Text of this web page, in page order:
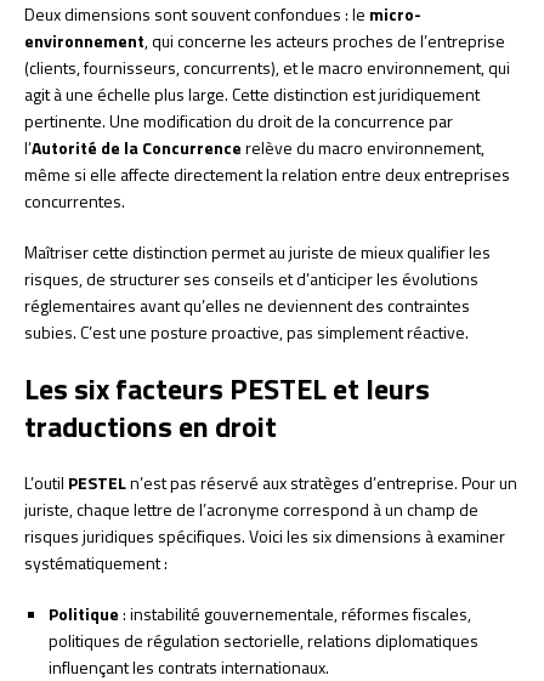
Deux dimensions sont souvent confondues : le micro-
environnement, qui concerne les acteurs proches de l’entreprise
(clients, fournisseurs, concurrents), et le macro environnement, qui
agit à une échelle plus large. Cette distinction est juridiquement
pertinente. Une modification du droit de la concurrence par
l’Autorité de la Concurrencerelève du macro environnement,
même si elle affecte directement la relation entre deux entreprises
concurrentes.
Maîtriser cette distinction permet au juriste de mieux qualifier les
risques, de structurer ses conseils et d’anticiper les évolutions
réglementaires avant qu’elles ne deviennent des contraintes
subies. C’est une posture proactive, pas simplement réactive.
Les six facteurs PESTEL et leurs
traductions en droit
L’outil PESTELn’est pas réservé aux stratèges d’entreprise. Pour un
juriste, chaque lettre de l’acronyme correspond à un champ de
risques juridiques spécifiques. Voici les six dimensions à examiner
systématiquement :
Politique: instabilité gouvernementale, réformes fiscales,
politiques de régulation sectorielle, relations diplomatiques
influençant les contrats internationaux.